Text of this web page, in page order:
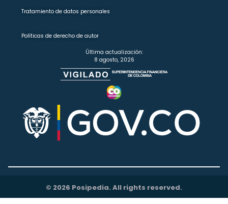
Tratamiento de datos personales
Políticas de derecho de autor
Última actualización:
8 agosto, 2026
© 2026 Posipedia. All rights reserved.